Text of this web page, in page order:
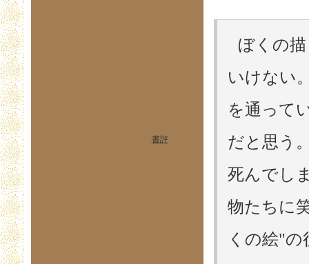
ぼくの
いけない
を通って
だと思う
死んでし
物たちに
くの絵"の
書評